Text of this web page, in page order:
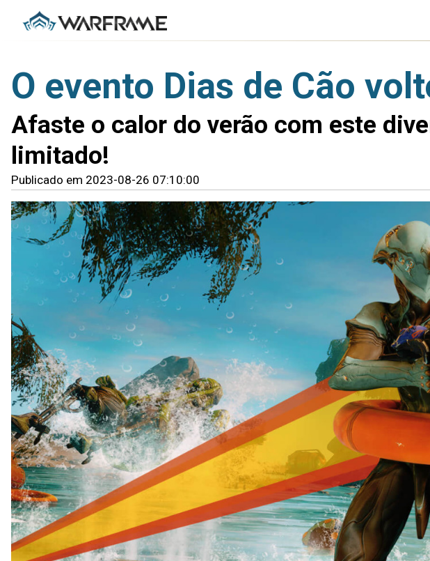
O evento Dias de Cão
Afaste o calor do verão com este
limitado!
Publicado em 2023-08-26 07:10:00